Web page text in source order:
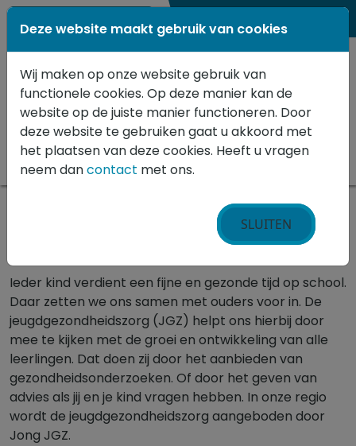
0184 - 652515
Jeugdgezondheidszorg op school
Ieder kind verdient een fijne en gezonde tijd op school.
Daar zetten we ons samen met ouders voor in. De
jeugdgezondheidszorg (JGZ) helpt ons hierbij door
mee te kijken met de groei en ontwikkeling van alle
leerlingen. Dat doen zij door het aanbieden van
gezondheidsonderzoeken. Of door het geven van
advies als jij en je kind vragen hebben. In onze regio
wordt de jeugdgezondheidszorg aangeboden door
Jong JGZ.
Deze website maakt gebruik van cookies
Wij maken op onze website gebruik van
functionele cookies. Op deze manier kan de
website op de juiste manier functioneren. Door
deze website te gebruiken gaat u akkoord met
het plaatsen van deze cookies. Heeft u vragen
neem dancontact met ons.
SLUITEN